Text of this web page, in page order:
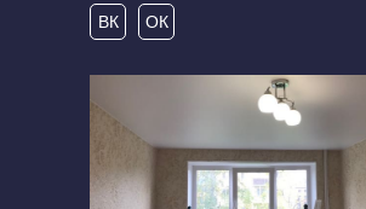
ВК ОК